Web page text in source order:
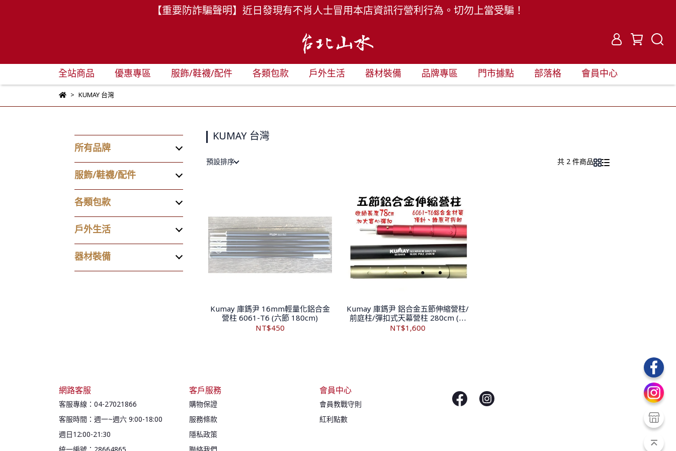
【重要防詐騙聲明】近日發現有不肖人士冒用本店資訊行營利行為。切勿上當受騙！
全站商品 優惠專區 服飾/鞋襪/配件 各類包款 戶外生活 器材裝備 品牌專區 門市據點 部落格 會員中心
KUMAY 台灣
所有品牌
服飾/鞋襪/配件
各類包款
戶外生活
器材裝備
KUMAY 台灣
預設排序 共 2 件商品
Kumay 庫鎷尹 16mm輕量化鋁合金
營柱 6061-T6 (六節 180cm)
NT$450
Kumay 庫鎷尹 鋁合金五節伸縮營柱/
前庭柱/彈扣式天幕營柱 280cm (單
支)
NT$1,600
網路客服
客服專線：04-27021866
客服時間：週一~週六 9:00-18:00
週日12:00-21:30
客戶服務
購物保證
服務條款
隱私政策
會員中心
會員教戰守則
紅利點數